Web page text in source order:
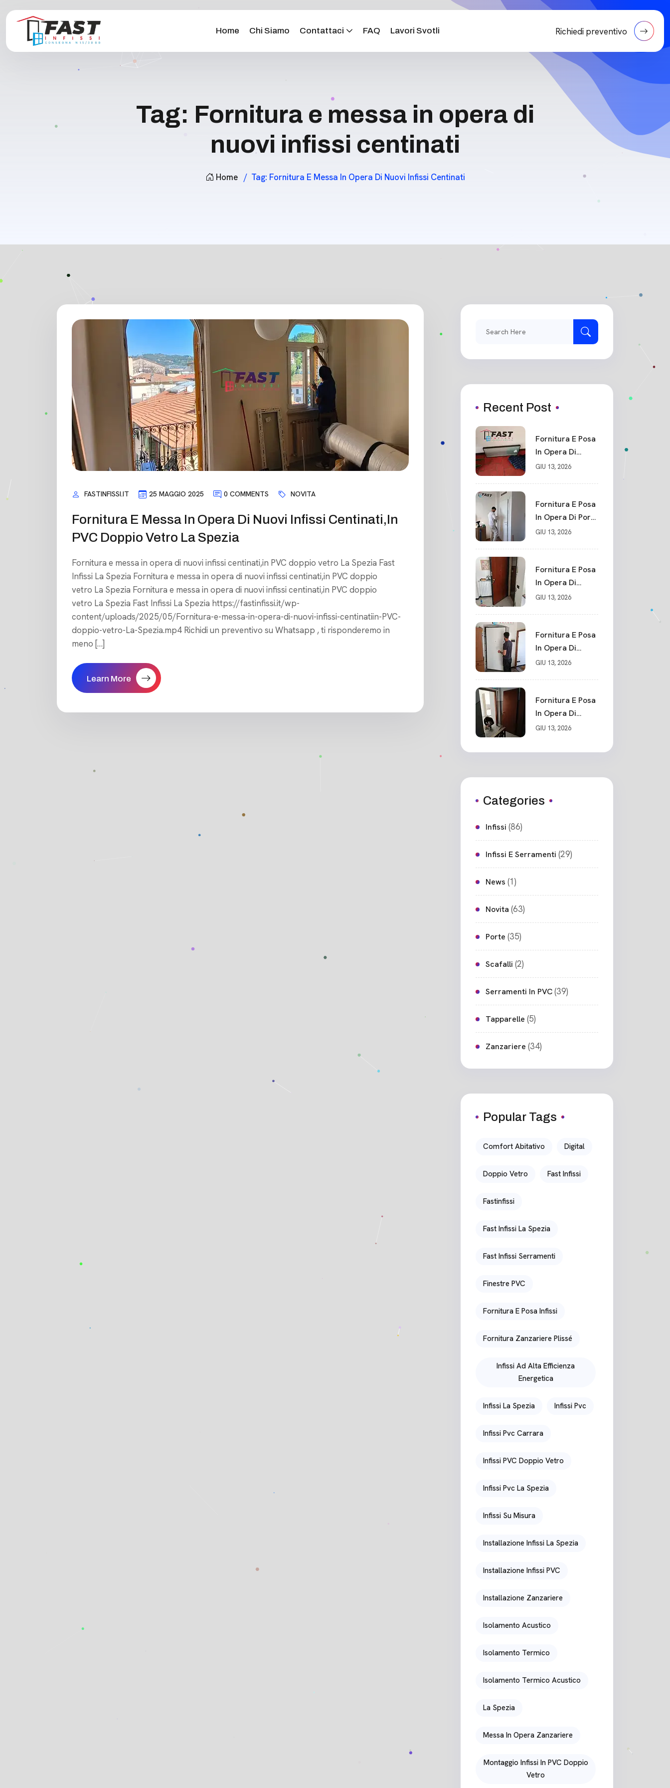
Home Chi Siamo Contattaci FAQ Lavori Svotli Richiedi preventivo
Tag: Fornitura e messa in opera di
nuovi infissi centinati
Home Tag: Fornitura E Messa In Opera Di Nuovi Infissi Centinati
FASTINFISSI.IT 25 MAGGIO 2025 0 COMMENTS NOVITA
Fornitura E Messa In Opera Di Nuovi Infissi Centinati,in
PVC Doppio Vetro La Spezia
Fornitura e messa in opera di nuovi infissi centinati,in PVC doppio vetro La Spezia Fast
Infissi La Spezia Fornitura e messa in opera di nuovi infissi centinati,in PVC doppio
vetro La Spezia Fornitura e messa in opera di nuovi infissi centinati,in PVC doppio
vetro La Spezia Fast Infissi La Spezia https://fastinfissi.it/wp-
content/uploads/2025/05/Fornitura-e-messa-in-opera-di-nuovi-infissi-centinatiin-PVC-
doppio-vetro-La-Spezia.mp4 Richidi un preventivo su Whatsapp , ti risponderemo in
meno […]
Learn More
Recent Post
Fornitura E Posa
In Opera Di
Portone Blindato
Blindato
Spessore 44 Mm
Serratura
GIU 13, 2026
Fornitura E Posa
In Opera Di Porte
Interne Sarzana
GIU 13, 2026
Fornitura E Posa
In Opera Di
Nuovo Portone
GIU 13, 2026
Fornitura E Posa
In Opera Di
Nuovo Portone
Cadimare
GIU 13, 2026
Fornitura E Posa
In Opera Di
Nuovo Portone
Ceparana
GIU 13, 2026
Categories
Infissi (86)
Infissi E Serramenti (29)
News (1)
Novita (63)
Porte (35)
Scafalli (2)
Serramenti In PVC(39)
Tapparelle (5)
Zanzariere (34)
Popular Tags
Comfort Abitativo Digital
Doppio Vetro Fast Infissi
Fastinfissi
Fast Infissi La Spezia
Fast Infissi Serramenti
Finestre PVC
Fornitura E Posa Infissi
Fornitura Zanzariere Plissé
Infissi Ad Alta Efficienza
Energetica
Infissi La Spezia Infissi Pvc
Infissi Pvc Carrara
Infissi PVC Doppio Vetro
Infissi Pvc La Spezia
Infissi Su Misura
Installazione Infissi La Spezia
Installazione Infissi PVC
Installazione Zanzariere
Isolamento Acustico
Isolamento Termico
Isolamento Termico Acustico
La Spezia
Messa In Opera Zanzariere
Montaggio Infissi In PVC Doppio
Vetro